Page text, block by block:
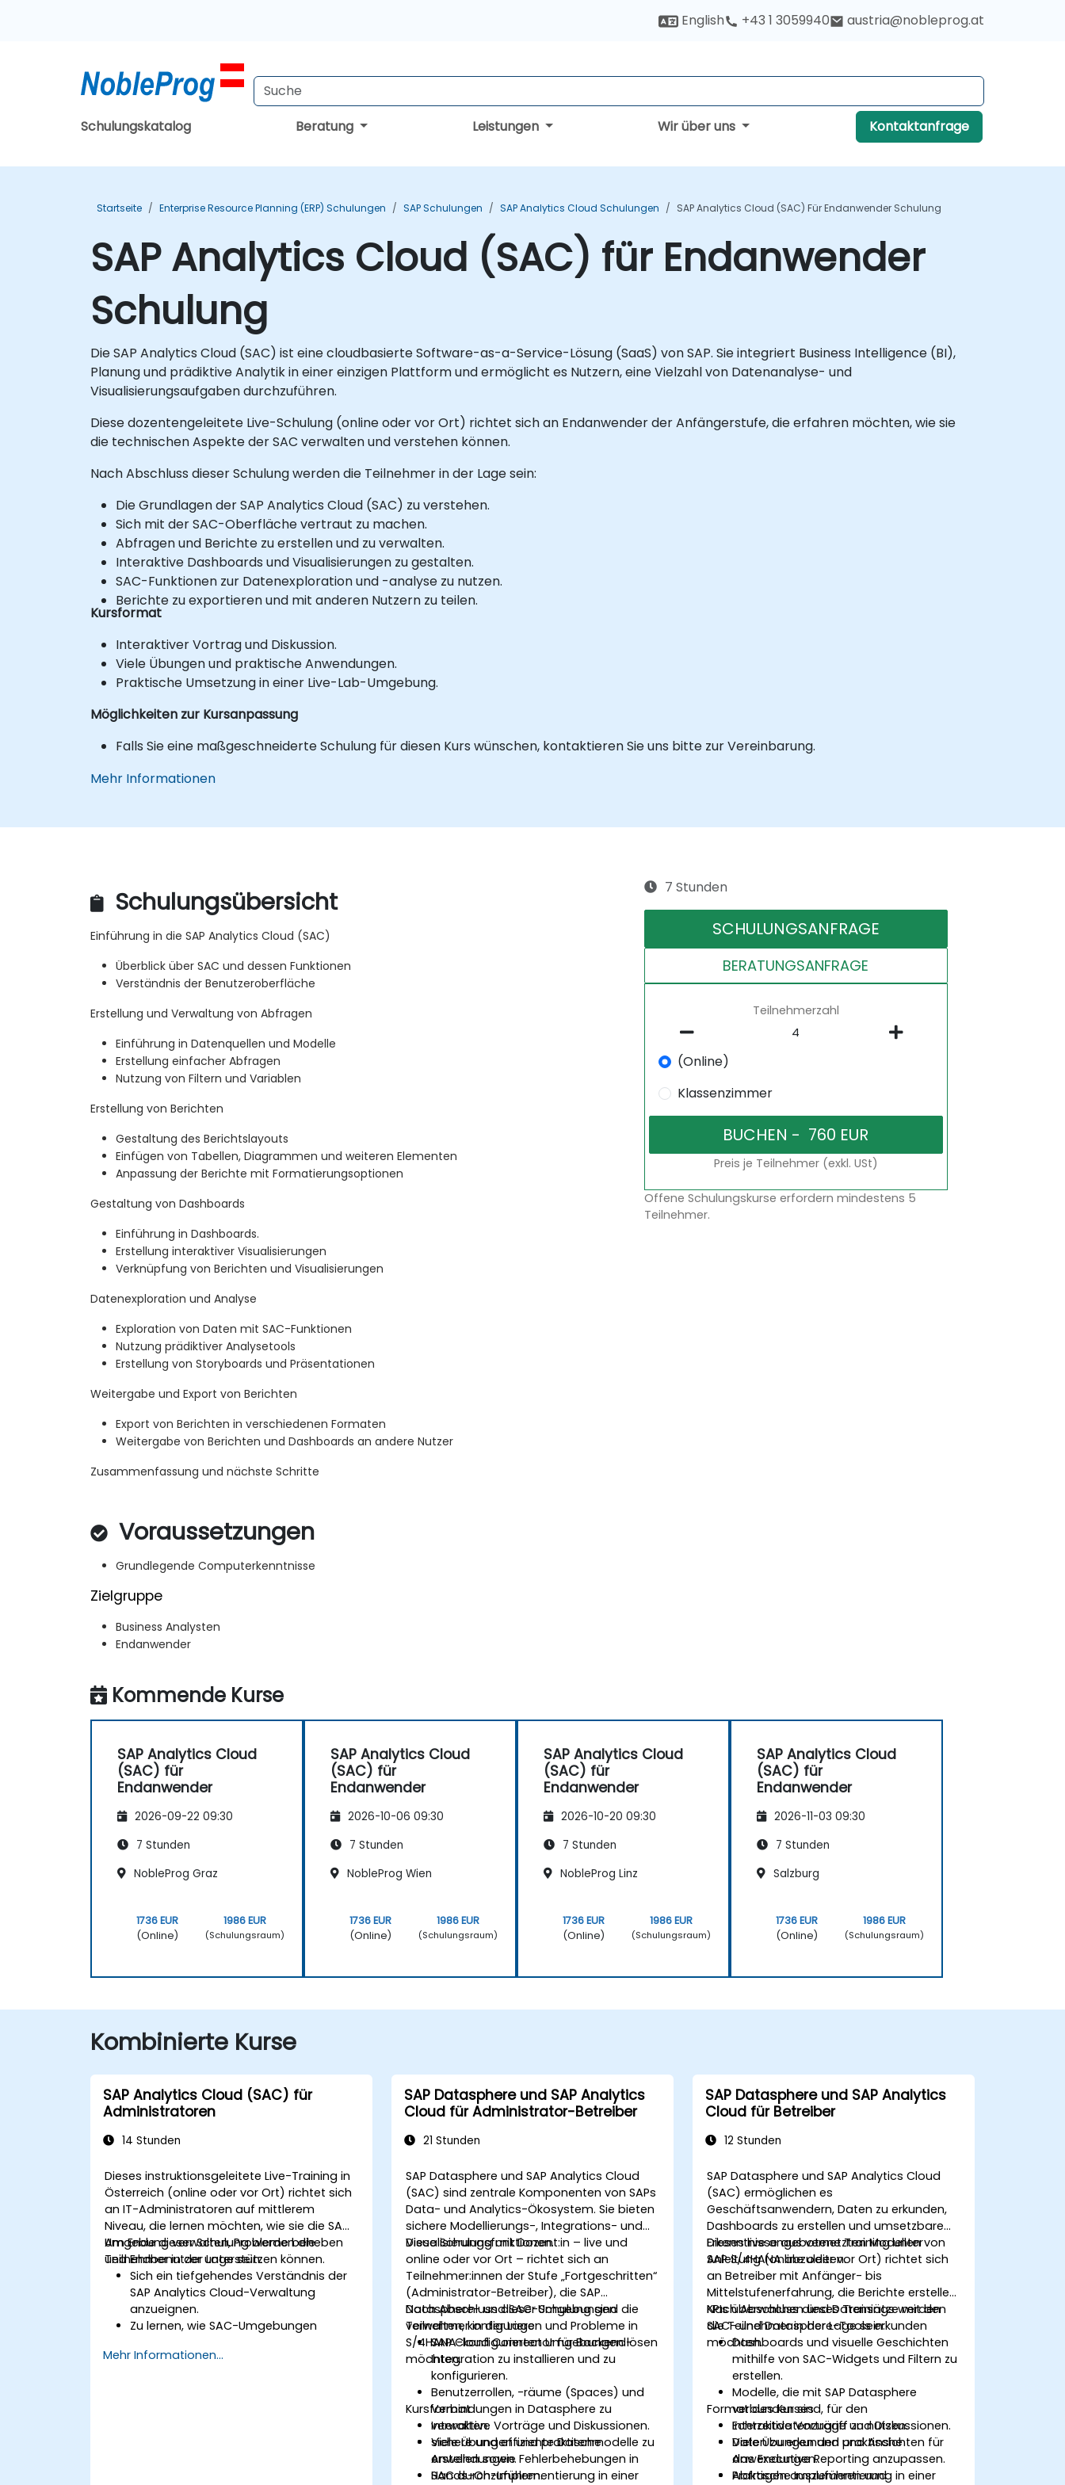
English +43 1 3059940 austria@nobleprog.at
Schulungskatalog Beratung Leistungen Wir über uns Kontaktanfrage
Startseite Enterprise Resource Planning (ERP) Schulungen SAP Schulungen SAP Analytics Cloud Schulungen SAP Analytics Cloud (SAC) Für Endanwender Schulung
SAP Analytics Cloud (SAC) für Endanwender
Schulung
Die SAP Analytics Cloud (SAC) ist eine cloudbasierte Software-as-a-Service-Lösung (SaaS) von SAP. Sie integriert Business Intelligence (BI),
Planung und prädiktive Analytik in einer einzigen Plattform und ermöglicht es Nutzern, eine Vielzahl von Datenanalyse- und
Visualisierungsaufgaben durchzuführen.
Diese dozentengeleitete Live-Schulung (online oder vor Ort) richtet sich an Endanwender der Anfängerstufe, die erfahren möchten, wie sie
die technischen Aspekte der SAC verwalten und verstehen können.
Nach Abschluss dieser Schulung werden die Teilnehmer in der Lage sein:
Die Grundlagen der SAP Analytics Cloud (SAC) zu verstehen.
Sich mit der SAC-Oberfläche vertraut zu machen.
Abfragen und Berichte zu erstellen und zu verwalten.
Interaktive Dashboards und Visualisierungen zu gestalten.
SAC-Funktionen zur Datenexploration und -analyse zu nutzen.
Berichte zu exportieren und mit anderen Nutzern zu teilen.
Kursformat
Interaktiver Vortrag und Diskussion.
Viele Übungen und praktische Anwendungen.
Praktische Umsetzung in einer Live-Lab-Umgebung.
Möglichkeiten zur Kursanpassung
Falls Sie eine maßgeschneiderte Schulung für diesen Kurs wünschen, kontaktieren Sie uns bitte zur Vereinbarung.
Mehr Informationen
Schulungsübersicht
Einführung in die SAP Analytics Cloud (SAC)
Überblick über SAC und dessen Funktionen
Verständnis der Benutzeroberfläche
Erstellung und Verwaltung von Abfragen
Einführung in Datenquellen und Modelle
Erstellung einfacher Abfragen
Nutzung von Filtern und Variablen
Erstellung von Berichten
Gestaltung des Berichtslayouts
Einfügen von Tabellen, Diagrammen und weiteren Elementen
Anpassung der Berichte mit Formatierungsoptionen
Gestaltung von Dashboards
Einführung in Dashboards.
Erstellung interaktiver Visualisierungen
Verknüpfung von Berichten und Visualisierungen
Datenexploration und Analyse
Exploration von Daten mit SAC-Funktionen
Nutzung prädiktiver Analysetools
Erstellung von Storyboards und Präsentationen
Weitergabe und Export von Berichten
Export von Berichten in verschiedenen Formaten
Weitergabe von Berichten und Dashboards an andere Nutzer
Zusammenfassung und nächste Schritte
Voraussetzungen
Grundlegende Computerkenntnisse
Zielgruppe
Business Analysten
Endanwender
7 Stunden
SCHULUNGSANFRAGE
BERATUNGSANFRAGE
Teilnehmerzahl
(Online)
Klassenzimmer
Preis je Teilnehmer (exkl. USt)
Offene Schulungskurse erfordern mindestens 5
Teilnehmer.
Kommende Kurse
SAP Analytics Cloud
(SAC) für
Endanwender
2026-09-22 09:30
7 Stunden
NobleProg Graz
1736 EUR
(Online)
1986 EUR
(Schulungsraum)
SAP Analytics Cloud
(SAC) für
Endanwender
2026-10-06 09:30
7 Stunden
NobleProg Wien
1736 EUR
(Online)
1986 EUR
(Schulungsraum)
SAP Analytics Cloud
(SAC) für
Endanwender
2026-10-20 09:30
7 Stunden
NobleProg Linz
1736 EUR
(Online)
1986 EUR
(Schulungsraum)
SAP Analytics Cloud
(SAC) für
Endanwender
2026-11-03 09:30
7 Stunden
Salzburg
1736 EUR
(Online)
1986 EUR
(Schulungsraum)
Kombinierte Kurse
SAP Analytics Cloud (SAC) für
Administratoren
14 Stunden
Dieses instruktionsgeleitete Live-Training in
Österreich (online oder vor Ort) richtet sich
an IT-Administratoren auf mittlerem
Niveau, die lernen möchten, wie sie die SAC-
Umgebung verwalten, Probleme beheben
und Endbenutzer unterstützen können.
Am Ende dieser Schulung werden die
Teilnehmer in der Lage sein:
Sich ein tiefgehendes Verständnis der
SAP Analytics Cloud-Verwaltung
anzueignen.
Zu lernen, wie SAC-Umgebungen
Benutzerrollen, Berechtigungen und
Mehr Informationen...
SAP Datasphere und SAP Analytics
Cloud für Administrator-Betreiber
21 Stunden
SAP Datasphere und SAP Analytics Cloud
(SAC) sind zentrale Komponenten von SAPs
Data- und Analytics-Ökosystem. Sie bieten
sichere Modellierungs-, Integrations- und
Visualisierungsfunktionen.
Diese Schulung mit Dozent:in – live und
online oder vor Ort – richtet sich an
Teilnehmer:innen der Stufe „Fortgeschritten“
(Administrator-Betreiber), die SAP
Datasphere- und SAC-Umgebungen
verwalten, konfigurieren und Probleme in
S/4HANA-konfigurierten Umgebungen lösen
möchten.
Nach Abschluss dieser Schulung sind die
Teilnehmer in der Lage:
SAP Cloud Connector für Backend-
Integration zu installieren und zu
konfigurieren.
Benutzerrollen, -räume (Spaces) und
Verbindungen in Datasphere zu
verwalten.
sichere und effiziente Datenmodelle zu
erstellen sowie Fehlerbehebungen in
SAC durchzuführen.
Kursformat
Interaktive Vorträge und Diskussionen.
Viele Übungen und praktische
Anwendungen.
Hands-On-Implementierung in einer
SAP Datasphere und SAP Analytics
Cloud für Betreiber
12 Stunden
SAP Datasphere und SAP Analytics Cloud
(SAC) ermöglichen es
Geschäftsanwendern, Daten zu erkunden,
Dashboards zu erstellen und umsetzbare
Erkenntnisse aus vernetzten Modellen von
SAP S/4HANA abzuleiten.
Dieses live angebotene Training unter
Anleitung (online oder vor Ort) richtet sich
an Betreiber mit Anfänger- bis
Mittelstufenerfahrung, die Berichte erstellen,
KPIs überwachen und Datensätze mit den
SAC- und Datasphere-Tools erkunden
möchten.
Nach Abschluss dieses Trainings werden
die Teilnehmer in der Lage sein:
Dashboards und visuelle Geschichten
mithilfe von SAC-Widgets und Filtern zu
erstellen.
Modelle, die mit SAP Datasphere
verbunden sind, für den
Echtzeitdatenzugriff zu nutzen.
Daten zu erkunden und Ansichten für
das Executive Reporting anzupassen.
Abfragen auszuführen und
Format des Kurses
Interaktive Vorträge und Diskussionen.
Viele Übungen und praktische
Anwendungen.
Praktische Implementierung in einer